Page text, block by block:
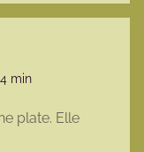
min
plate. Elle